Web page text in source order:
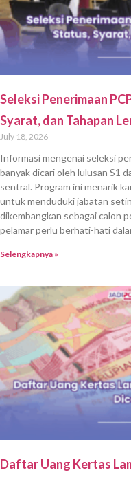
Seleksi Penerimaan
Syarat, dan Tahapan
July 18, 2026
Informasi mengenai seleksi
banyak dicari oleh lulusan S1
sentral. Program ini menarik
untuk menduduki jabatan
dikembangkan sebagai calon
pelamar perlu berhati-hati
Selengkapnya »
Daftar Uang Kertas